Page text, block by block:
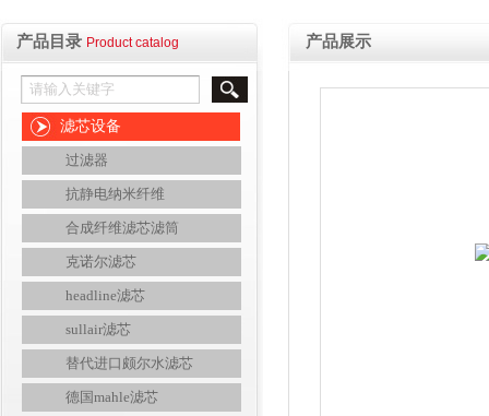
产品目录 Product catalog
滤芯设备
过滤器
抗静电纳米纤维
合成纤维滤芯滤筒
克诺尔滤芯
headline滤芯
sullair滤芯
替代进口颇尔水滤芯
德国mahle滤芯
产品展示